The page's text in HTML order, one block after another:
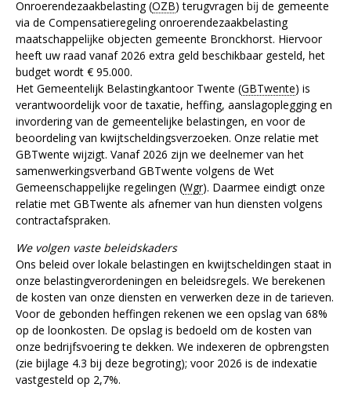
Onroerendezaakbelasting (OZB) terugvragen bĳ de gemeente
via de Compensatieregeling onroerendezaakbelasting
maatschappelĳke objecten gemeente Bronckhorst. Hiervoor
heeft uw raad vanaf 2026 extra geld beschikbaar gesteld, het
budget wordt € 95.000.
Het Gemeentelijk Belastingkantoor Twente (GBTwente) is
verantwoordelijk voor de taxatie, heffing, aanslagoplegging en
invordering van de gemeentelijke belastingen, en voor de
beoordeling van kwijtscheldingsverzoeken. Onze relatie met
GBTwente wijzigt. Vanaf 2026 zijn we deelnemer van het
samenwerkingsverband GBTwente volgens de Wet
Gemeenschappelijke regelingen (Wgr). Daarmee eindigt onze
relatie met GBTwente als afnemer van hun diensten volgens
contractafspraken.
We volgen vaste beleidskaders
Ons beleid over lokale belastingen en kwijtscheldingen staat in
onze belastingverordeningen en beleidsregels. We berekenen
de kosten van onze diensten en verwerken deze in de tarieven.
Voor de gebonden heffingen rekenen we een opslag van 68%
op de loonkosten. De opslag is bedoeld om de kosten van
onze bedrijfsvoering te dekken. We indexeren de opbrengsten
(zie bijlage 4.3 bij deze begroting); voor 2026 is de indexatie
vastgesteld op 2,7%.